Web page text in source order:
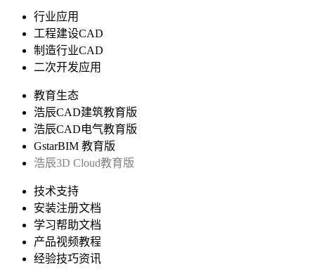
行业应用
工程建设CAD
制造行业CAD
二次开发应用
教育生态
浩辰CAD建筑教育版
浩辰CAD电气教育版
GstarBIM 教育版
浩辰3D Cloud教育版
技术支持
安装注册文档
学习帮助文档
产品视频教程
经验技巧资讯